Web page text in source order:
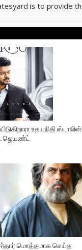
is to provide
உதயநிதி ஸ்டாலின்!
ஜெயண்ட்
சர்தார் மொத்தமாக செய்த